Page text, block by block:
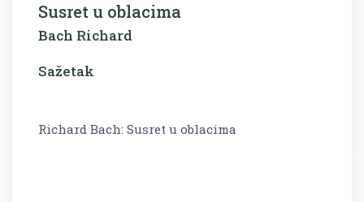
Susret u oblacima
Bach Richard
Sažetak
Richard Bach: Susret u oblacima